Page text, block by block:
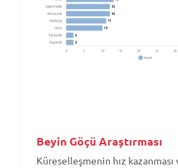
Beyin Göçü Araştırması
Küreselleşmenin hız